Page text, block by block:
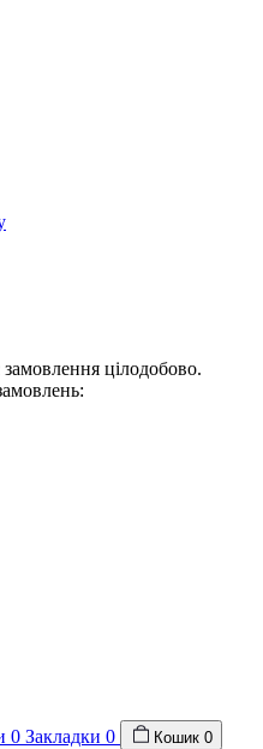
цілодобово.
0 Закладки 0 Кошик 0